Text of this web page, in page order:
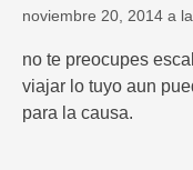
noviembre 20, 2014 a
no te preocupes
viajar lo tuyo aun
para la causa.